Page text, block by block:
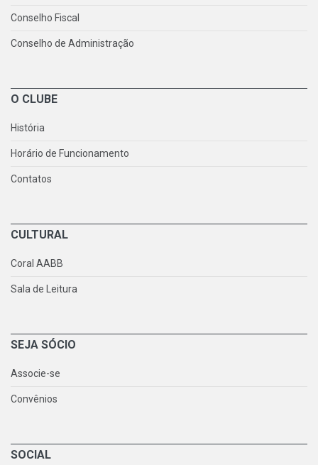
Conselho Fiscal
Conselho de Administração
O CLUBE
História
Horário de Funcionamento
Contatos
CULTURAL
Coral AABB
Sala de Leitura
SEJA SÓCIO
Associe-se
Convênios
SOCIAL